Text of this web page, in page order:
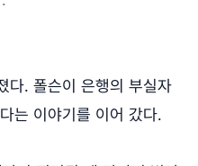
다. 폴슨이 은행의 부실자
는 이야기를 이어 갔다.